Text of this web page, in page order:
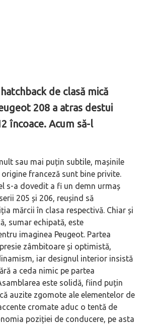
de clasă mică
208 a atras destui
încoace. Acum să-l
sau mai puțin subtile, mașinile
origine franceză sunt bine privite.
s-a dovedit a fi un demn urmaș
205 și 206, reușind să
mărcii în clasa respectivă. Chiar și
sumar echipată, este
imaginea Peugeot. Partea
zâmbitoare și optimistă,
iar designul interior insistă
a ceda nimic pe partea
este solidă, fiind puțin
auzite zgomote ale elementelor de
cromate aduc o tentă de
poziției de conducere, pe asta